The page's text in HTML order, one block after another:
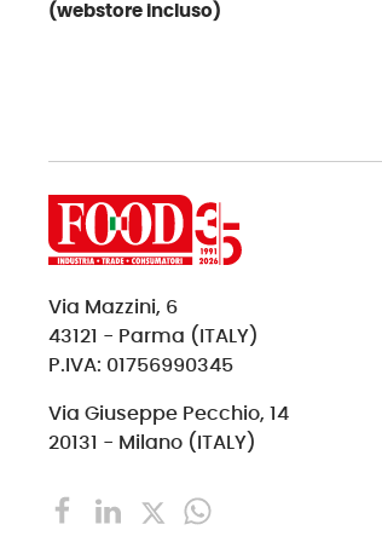
(webstore incluso)
Via Mazzini, 6
43121 - Parma (ITALY)
P.IVA: 01756990345
Via Giuseppe Pecchio, 14
20131 - Milano (ITALY)